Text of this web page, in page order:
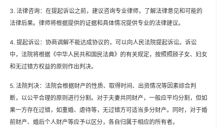
3. 法律咨询：在提起诉讼之前，建议咨询专业律师，了解法律意见和可能的
法律后果。律师将根据提供的证据和具体情况提供专业的法律建议。
4. 提起诉讼：协商调解不能达成协议的，可以向人民法院提起诉讼。诉讼
中，法院将根据《中华人民共和国民法典》的有关规定，按照照顾子女、妇女
和无过错方权益的原则作出判决。
5. 法院判决：法院会根据财产的性质、取得时间、出资情况等因素综合判
断，以公平合理的原则进行分割。对于夫妻共同财产，一般应平均分割，但如
果一方存在过错，如重婚、虐待等，无过错方可适当多分财产。同时，对于婚
前财产、婚后个人财产等应予以区分，各自归属于相应的所有者。